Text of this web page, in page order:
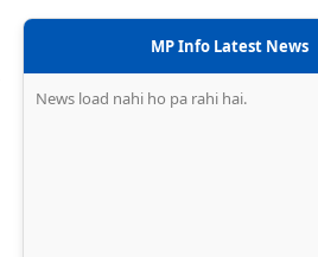
MP Info Latest News
News load nahi ho pa rahi hai.